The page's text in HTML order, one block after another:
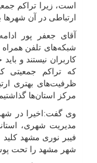
است، زیرا تراکم
ارتباطی در آن شهر‌ها
آقای جعفر پور
شبکه‌های تلفن همراه
کاربران نیستند و
که تراکم جمعیتی
ظرفیت‌های بهتری
مرکز استان‌ها گذاشتیم.
وی گفت:اخیرا در
مدیریت شهری،
فیبر نوری مشهد کلید
شهر مشهد را تحت